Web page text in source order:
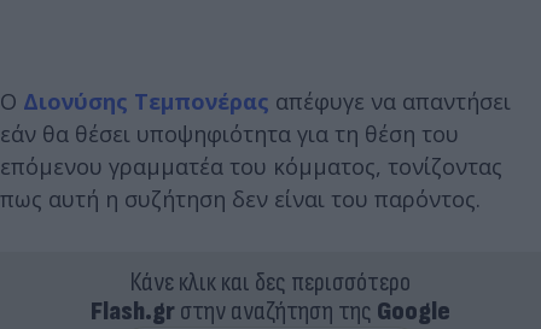
Ο Διονύσης Τεμπονέρας απέφυγε να απαντήσει
εάν θα θέσει υποψηφιότητα για τη θέση του
επόμενου γραμματέα του κόμματος, τονίζοντας
πως αυτή η συζήτηση δεν είναι του παρόντος.
Κάνε κλικ και δες περισσότερο
Flash.grστην αναζήτηση της Google